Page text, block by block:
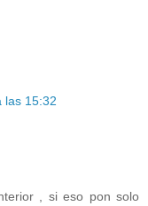
las 15:32
, si eso pon solo